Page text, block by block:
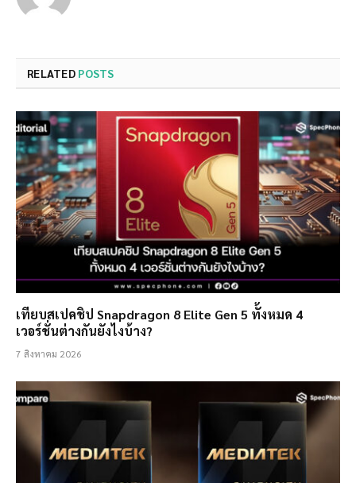
RELATED POSTS
เทียบสเปคชิป Snapdragon 8 Elite Gen 5 ทั้งหมด 4
เวอร์ชั่นต่างกันยังไงบ้าง?
7 สิงหาคม 2026